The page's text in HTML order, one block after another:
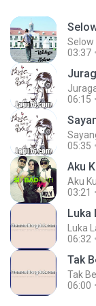
Selow
03:37
06:15
05:35
Aku
Aku
03:21
Luka
Luka
06:32
Tak
Tak
06:00